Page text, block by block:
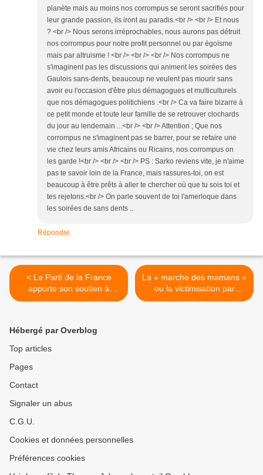
planète mais au moins nos corrompus se seront sacrifiés pour
leur grande passion, ils iront au paradis.<br /> <br /> Et nous
? <br /> Nous serons irréprochables, nous aurons pas détruit
nos corrompus pour notre profit personnel ou par égoïsme
mais par altruisme ! <br /> <br /> <br /> Nos corrompus ne
s'imaginent pas les discussions qui animent les soirées des
Gaulois sans-dents, beaucoup ne veulent pas mourir sans
avoir eu l'occasion d'être plus démagogues et multiculturels
que nos démagogues politichiens .<br /> Ca va faire bizarre à
ce petit monde et toute leur famille de se retrouver clochards
du jour au lendemain ...<br /> <br /> Attention ; Que nos
corrompus ne s'imaginent pas se barrer, pour se refaire une
vie chez leurs amis Africains ou Ricains, nos corrompus on
les garde !<br /> <br /> <br /> PS : Sarko reviens vite, je n'aime
pas te savoir loin de la France, mais rassures-toi, on est
beaucoup à être prêts à aller te chercher où que tu sois toi et
tes rejetons.<br /> On parle souvent de toi l'amerloque dans
les soirées de sans dents ..
Répondre
< Le Parti de la France
apporte son soutien à
Esteban Morillo et Samuel
La « marche des mamans »
ou la victimisation par
l’infantilisation >
Hébergé par Overblog
Top articles
Pages
Contact
Signaler un abus
C.G.U.
Cookies et données personnelles
Préférences cookies